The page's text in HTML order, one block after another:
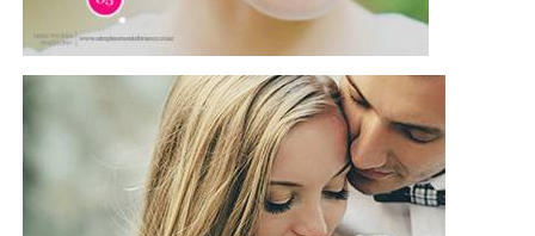
para mim. Quero assinalar os dias que faltam até ao nascimento do
meu Sebastião!
PATRICIA LIMA
cá em casa todos os anos temos um calendário especial, que
espreitamos todos os dias e onde o nosso pequeno josé vai
desenhando ornamentos em cada dia que passa… cada número é